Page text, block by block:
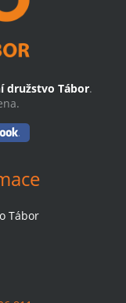
družstvo Tábor.
Tábor